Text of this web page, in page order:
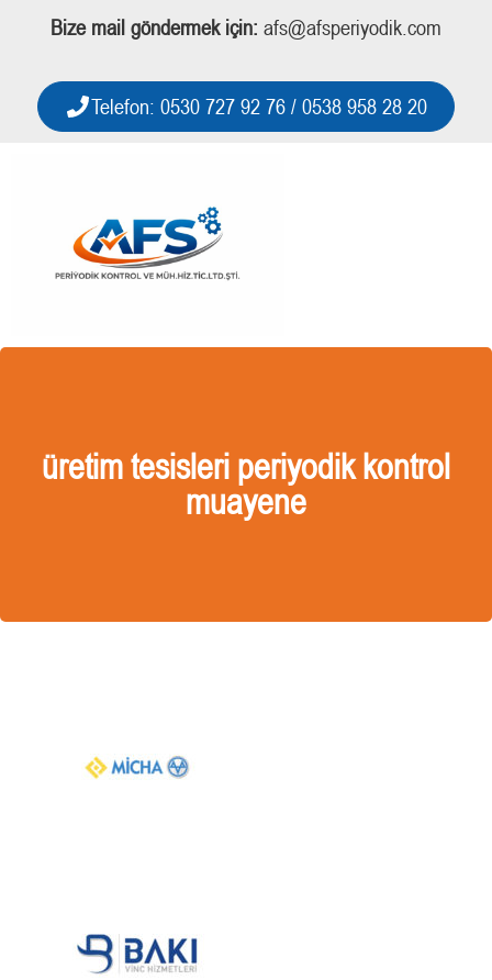
Bize mail göndermek için: afs@afsperiyodik.com
Telefon: 0530 727 92 76 / 0538 958 28 20
üretim tesisleri periyodik kontrol
muayene